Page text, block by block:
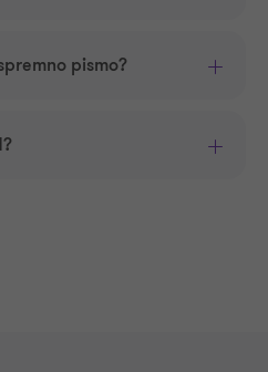
pismo?